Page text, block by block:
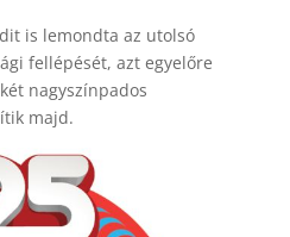
is lemondta az utolsó
fellépését, azt egyelőre
nagyszínpados
majd.